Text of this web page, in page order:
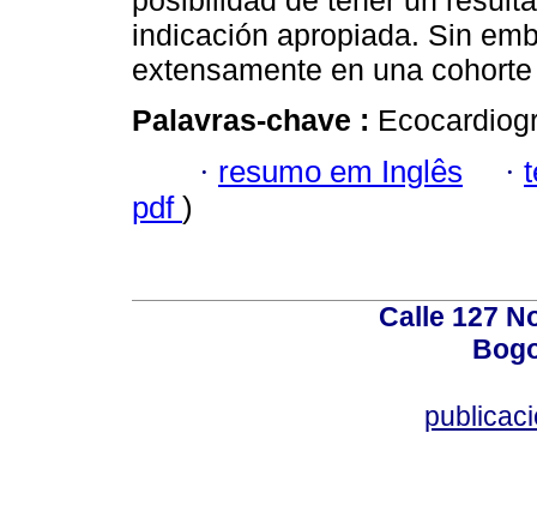
indicación apropiada. Sin
extensamente en una
Palavras-chave :
· resumo em Inglês ·
pdf )
Calle 127